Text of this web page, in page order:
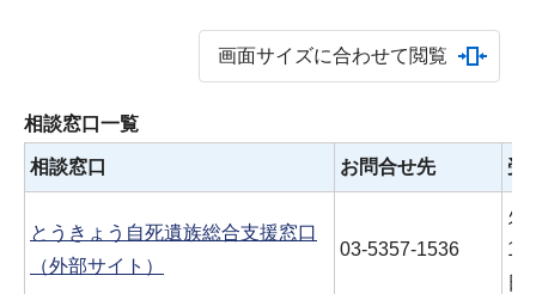
画面サイズに合わせて閲覧
相談窓口一覧
相談窓口 お問合せ先 受
とうきょう自死遺族総合支援窓口
（外部サイト）
03-5357-1536
火
15
日